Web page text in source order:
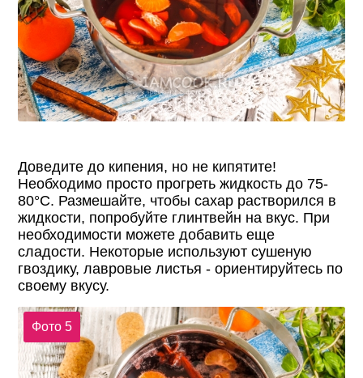
Доведите до кипения, но не кипятите!
Необходимо просто прогреть жидкость до 75-
80°С. Размешайте, чтобы сахар растворился в
жидкости, попробуйте глинтвейн на вкус. При
необходимости можете добавить еще
сладости. Некоторые используют сушеную
гвоздику, лавровые листья - ориентируйтесь по
своему вкусу.
Фото 5